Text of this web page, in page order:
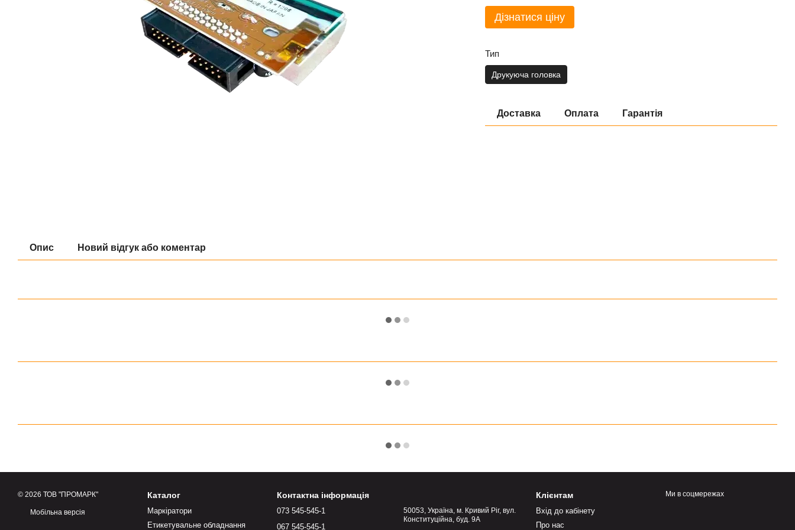
Дізнатися ціну
Тип
Друкуюча головка
Доставка Оплата Гарантія
Опис Новий відгук або коментар
© 2026 ТОВ "ПРОМАРК"
Мобільна версія
Каталог
Маркіратори
Етикетувальне обладнання
Контактна інформація
073 545-545-1
067 545-545-1
50053, Україна, м. Кривий Ріг, вул.
Конституційна, буд. 9А
Клієнтам
Вхід до кабінету
Про нас
Ми в соцмережах